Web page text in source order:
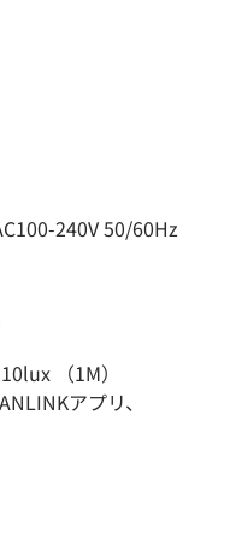
240V 50/60Hz
（1M）
アプリ、